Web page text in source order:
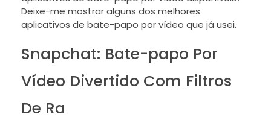
Deixe-me mostrar alguns dos melhores
aplicativos de bate-papo por vídeo que já usei.
Snapchat: Bate-papo Por
Vídeo Divertido Com Filtros
De Ra